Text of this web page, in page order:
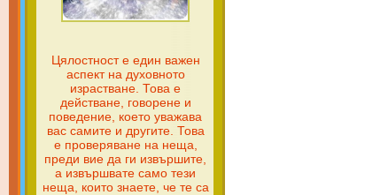
Цялостност е един важен
аспект на духовното
израстване. Това е
действане, говорене и
поведение, което уважава
вас самите и другите. Това
е проверяване на неща,
преди вие да ги извършите,
а извършвате само тези
неща, които знаете, че те са